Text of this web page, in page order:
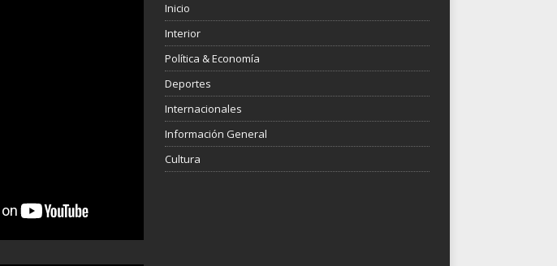
Inicio
Interior
Política & Economía
Deportes
Internacionales
Información General
Cultura